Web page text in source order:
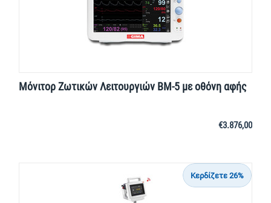
Μόνιτορ Ζωτικών Λειτουργιών BM-5 με οθόνη αφής
€3.876,00
Κερδίζετε 26%